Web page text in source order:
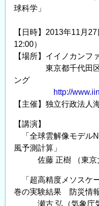
募
の
球科学」
【日時】2013年11月
12:00）
【場所】イイノカンフ
東京都千代田区内
ング
http://
【主催】独立行政法人
【講演】
「全球雲解像モデル
風予測計算」
佐藤 正樹 （東京大
「超高精度メソスケ
巻の実験結果 防災情報
瀬古 弘（気象庁気